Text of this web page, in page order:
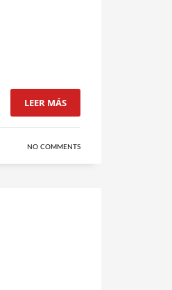
LEER MÁS
NO COMMENTS